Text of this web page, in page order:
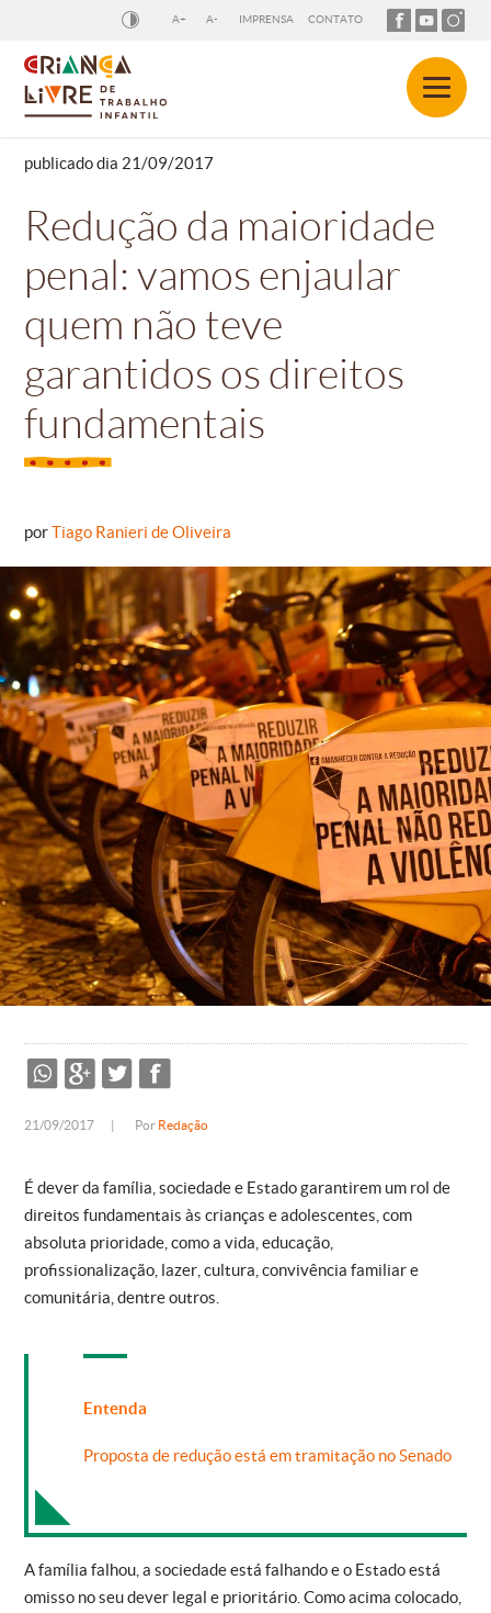
A+ A- IMPRENSA CONTATO
publicado dia 21/09/2017
Redução da maioridade
penal: vamos enjaular
quem não teve
garantidos os direitos
fundamentais
porTiago Ranieri de Oliveira
21/09/2017 Por Redação
É dever da família, sociedade e Estado garantirem um rol de
direitos fundamentais às crianças e adolescentes, com
absoluta prioridade, como a vida, educação,
profissionalização, lazer, cultura, convivência familiar e
comunitária, dentre outros.
Entenda
Proposta de redução está em tramitação no Senado
A família falhou, a sociedade está falhando e o Estado está
omisso no seu dever legal e prioritário. Como acima colocado,